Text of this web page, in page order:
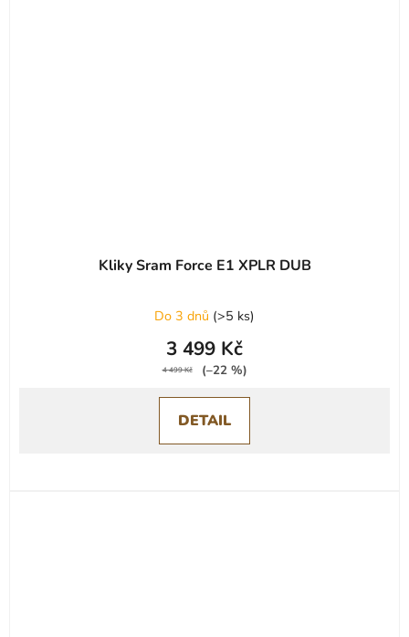
Kliky Sram Force E1 XPLR DUB
Do 3 dnů (>5 ks)
3 499 Kč
4 499 Kč (–22 %)
DETAIL